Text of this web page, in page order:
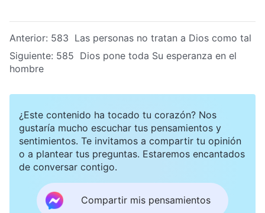
Anterior: 583 Las personas no tratan a Dios como tal
Siguiente: 585 Dios pone toda Su esperanza en el
hombre
¿Este contenido ha tocado tu corazón? Nos
gustaría mucho escuchar tus pensamientos y
sentimientos. Te invitamos a compartir tu opinión
o a plantear tus preguntas. Estaremos encantados
de conversar contigo.
Compartir mis pensamientos